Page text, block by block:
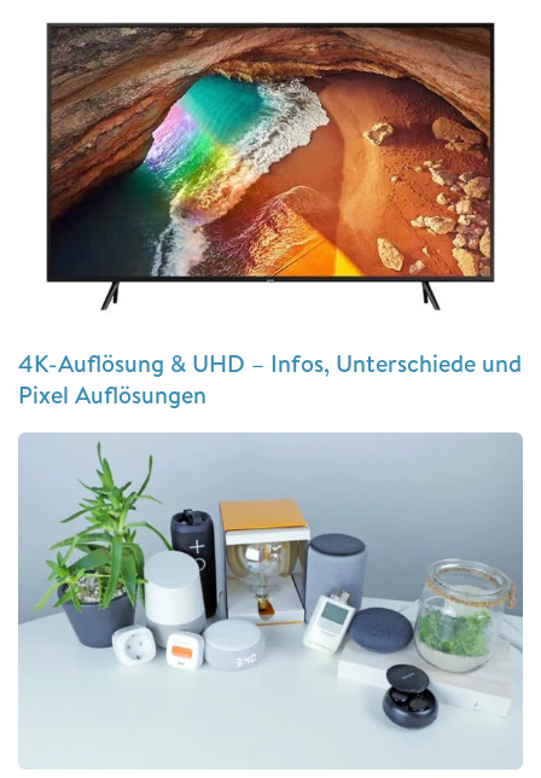
4K-Auflösung & UHD – Infos, Unterschiede und
Pixel Auflösungen